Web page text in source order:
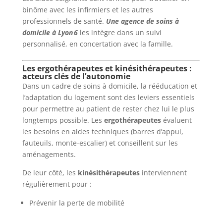
binôme avec les infirmiers et les autres
professionnels de santé. Une agence de soins à
domicile à Lyon 6les intègre dans un suivi
personnalisé, en concertation avec la famille.
Les ergothérapeutes et kinésithérapeutes :
acteurs clés de l’autonomie
Dans un cadre de soins à domicile, la rééducation et
l’adaptation du logement sont des leviers essentiels
pour permettre au patient de rester chez lui le plus
longtemps possible. Les ergothérapeutesévaluent
les besoins en aides techniques (barres d’appui,
fauteuils, monte-escalier) et conseillent sur les
aménagements.
De leur côté, les kinésithérapeutesinterviennent
régulièrement pour :
Prévenir la perte de mobilité